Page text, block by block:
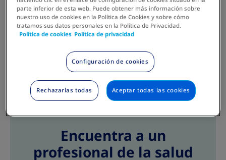
Encuentra a un
profesional de la salud
parte inferior de esta web. Puede obtener más información sobre
nuestro uso de cookies en la Política de Cookies y sobre cómo
tratamos sus datos personales en la Política de Privacidad.
Política de cookies Política de privacidad
Configuración de cookies
Rechazarlas todas Aceptar todas las cookies